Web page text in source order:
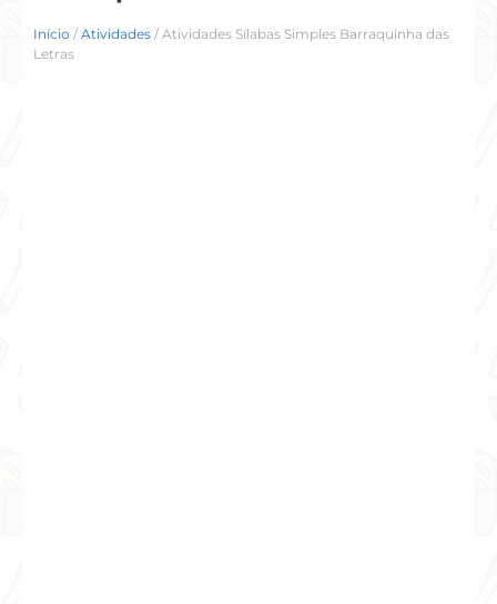
Início / Atividades / Atividades Sílabas Simples Barraquinha das
Letras